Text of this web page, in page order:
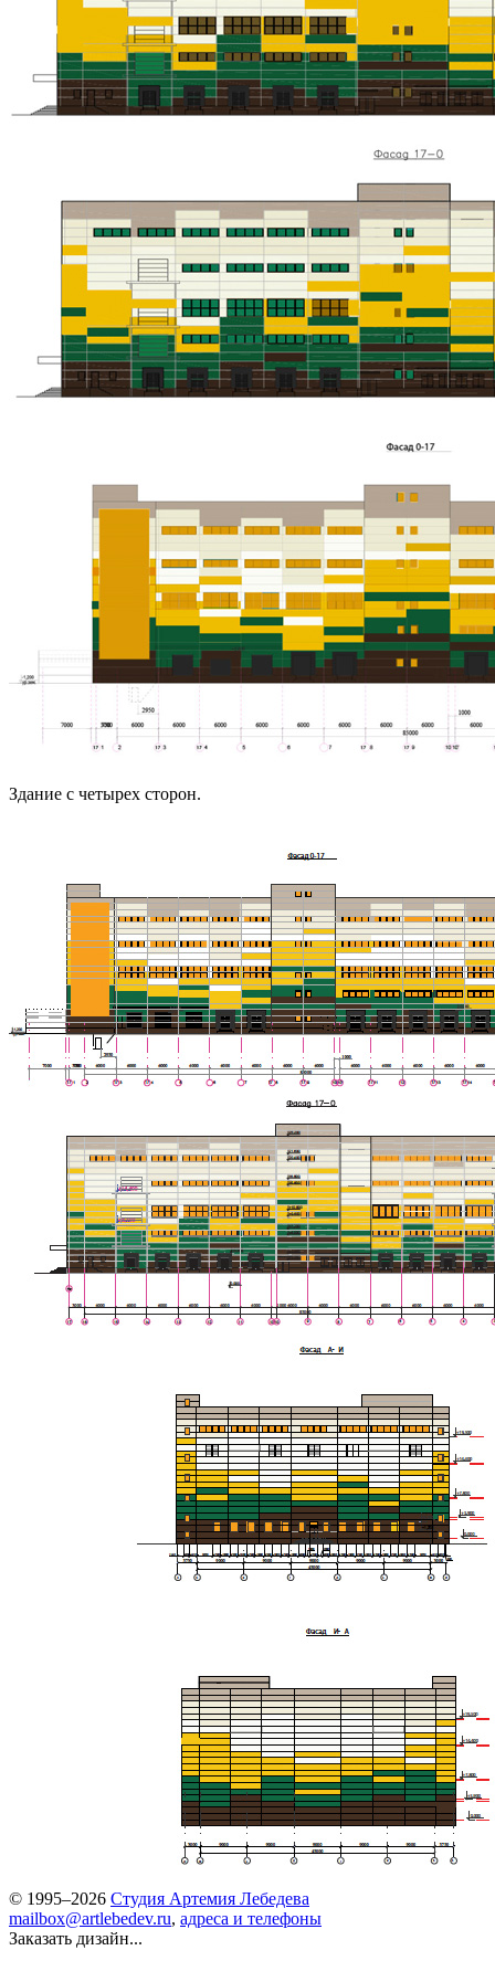
Здание с четырех сторон.
© 1995–2026 Студия Артемия Лебедева
mailbox@artlebedev.ru, адреса и телефоны
Заказать дизайн...